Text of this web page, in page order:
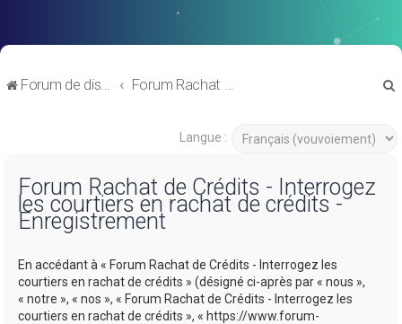
Forum de discussions sur le Regroupement de Crédits et le Rachat de Crédits Forum Rachat de Crédits
Langue :
Forum Rachat de Crédits - Interrogez
les courtiers en rachat de crédits -
Enregistrement
En accédant à « Forum Rachat de Crédits - Interrogez les
courtiers en rachat de crédits » (désigné ci-après par « nous »,
« notre », « nos », « Forum Rachat de Crédits - Interrogez les
courtiers en rachat de crédits », « https://www.forum-